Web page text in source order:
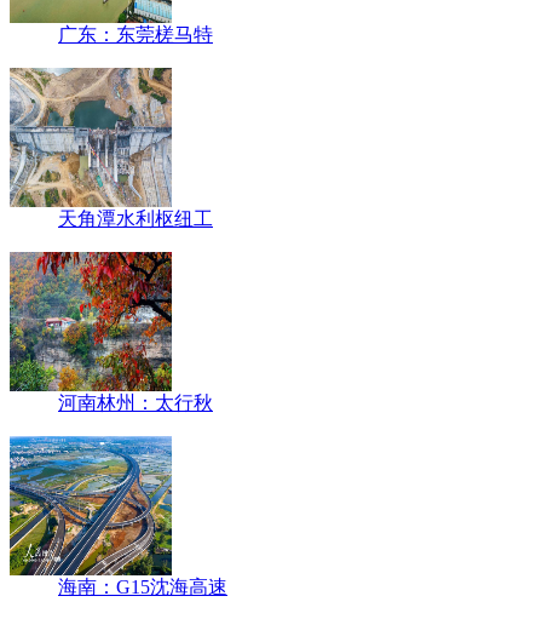
广东：东莞槎马特
天角潭水利枢纽工
河南林州：太行秋
海南：G15沈海高速